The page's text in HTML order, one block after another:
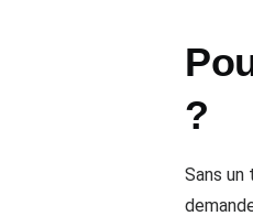
?
Sans